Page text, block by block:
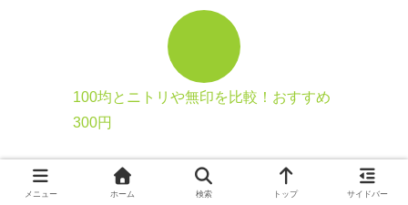
100均とニトリや無印を比較！おすすめ
300円
ニトリ 無印
おすすめ
メニュー ホーム 検索 トップ サイドバー